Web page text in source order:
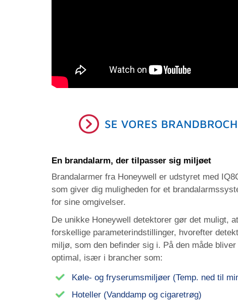
En brandalarm, der tilpasser sig miljøet
Brandalarmer fra Honeywell er udstyret med
som giver dig muligheden for et
for sine omgivelser.
De unikke Honeywell detektorer gør det muligt,
forskellige parameterindstillinger, hvorefter
miljø, som den befinder sig i. På den måde
optimal, især i brancher som:
Køle- og fryserumsmiljøer (Temp. ned til
Hoteller (Vanddamp og cigaretrøg)